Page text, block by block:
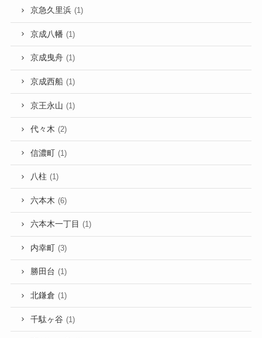
京急久里浜 (1)
京成八幡 (1)
京成曳舟 (1)
京成西船 (1)
京王永山 (1)
代々木 (2)
信濃町 (1)
八柱 (1)
六本木 (6)
六本木一丁目 (1)
内幸町 (3)
勝田台 (1)
北鎌倉 (1)
千駄ヶ谷 (1)